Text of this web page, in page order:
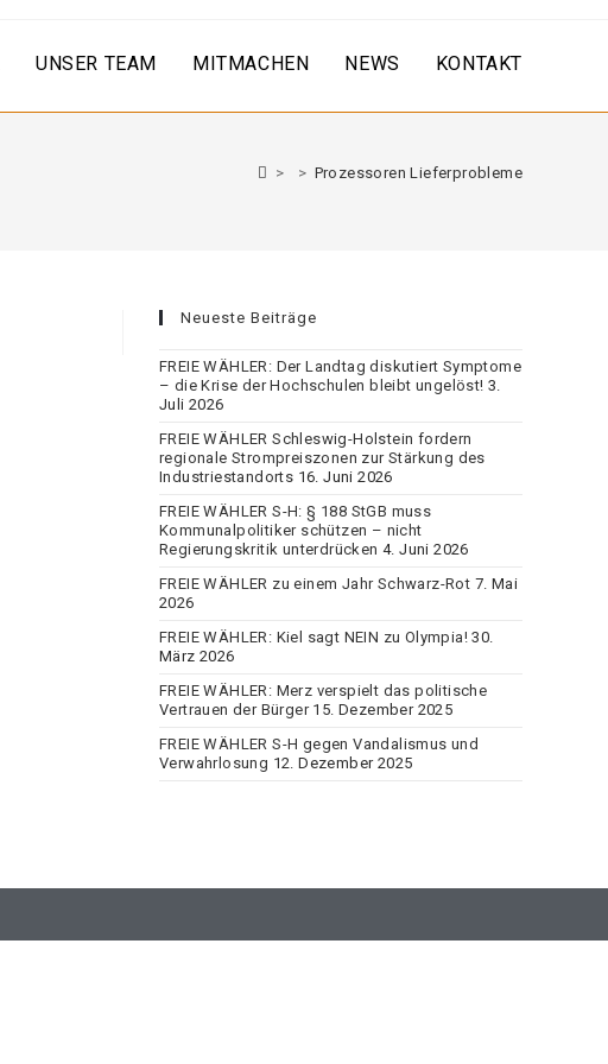
UNSER TEAM MITMACHEN NEWS KONTAKT
> > Prozessoren Lieferprobleme
Neueste Beiträge
FREIE WÄHLER: Der Landtag diskutiert Symptome
– die Krise der Hochschulen bleibt ungelöst! 3.
Juli 2026
FREIE WÄHLER Schleswig-Holstein fordern
regionale Strompreiszonen zur Stärkung des
Industriestandorts 16. Juni 2026
FREIE WÄHLER S-H: § 188 StGB muss
Kommunalpolitiker schützen – nicht
Regierungskritik unterdrücken 4. Juni 2026
FREIE WÄHLER zu einem Jahr Schwarz-Rot 7. Mai
2026
FREIE WÄHLER: Kiel sagt NEIN zu Olympia! 30.
März 2026
FREIE WÄHLER: Merz verspielt das politische
Vertrauen der Bürger 15. Dezember 2025
FREIE WÄHLER S-H gegen Vandalismus und
Verwahrlosung 12. Dezember 2025